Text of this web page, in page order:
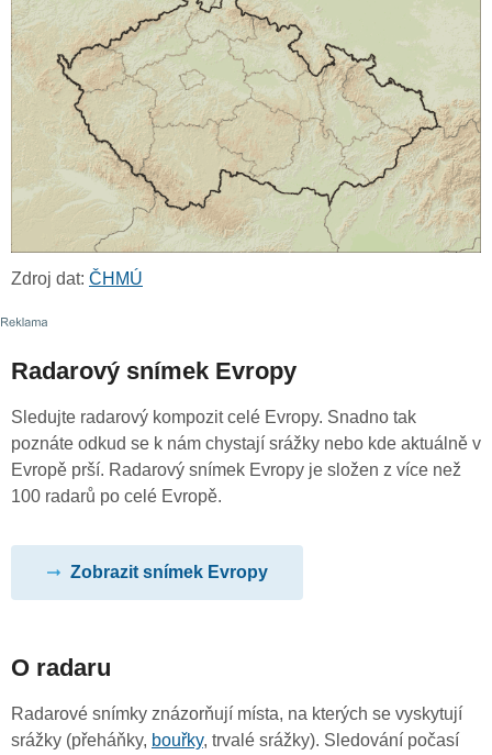
Zdroj dat: ČHMÚ
Radarový snímek Evropy
Sledujte radarový kompozit celé Evropy. Snadno tak
poznáte odkud se k nám chystají srážky nebo kde aktuálně v
Evropě prší. Radarový snímek Evropy je složen z více než
100 radarů po celé Evropě.
Zobrazit snímek Evropy
O radaru
Radarové snímky znázorňují místa, na kterých se vyskytují
srážky (přeháňky, bouřky, trvalé srážky). Sledování počasí